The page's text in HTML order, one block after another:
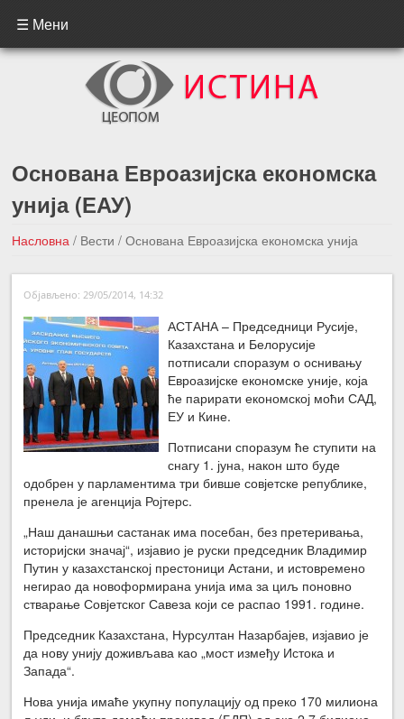
☰ Мени
Основана Евроазијска економска
унија (ЕАУ)
Насловна / Вести/ Основана Евроазијска економска унија
(ЕАУ)
←Претходна вест
Објављено: 29/05/2014, 14:32
АСТАНА – Председници Русије,
Казахстана и Белорусије
потписали споразум о оснивању
Евроазијске економске уније, која
ће парирати економској моћи САД,
ЕУ и Кине.
Потписани споразум ће ступити на
снагу 1. јуна, након што буде
одобрен у парламентима три бивше совјетске републике,
пренела је агенција Ројтерс.
„Наш данашњи састанак има посебан, без претеривања,
историјски значај“, изјавио је руски председник Владимир
Путин у казахстанској престоници Астани, и истовремено
негирао да новоформирана унија има за циљ поновно
стварање Совјетског Савеза који се распао 1991. године.
Председник Казахстана, Нурсултан Назарбајев, изјавио је
да нову унију доживљава као „мост између Истока и
Запада“.
Нова унија имаће укупну популацију од преко 170 милиона